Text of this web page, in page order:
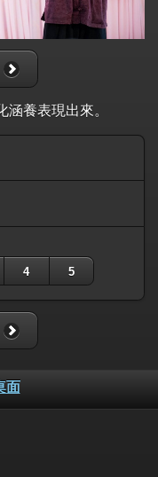
養表現出來。
4 5
面